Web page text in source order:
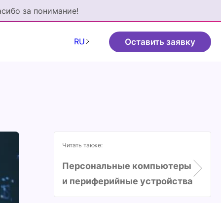
за понимание!
RU Оставить заявку
Читать также:
Персональные компьютеры
и периферийные устройства